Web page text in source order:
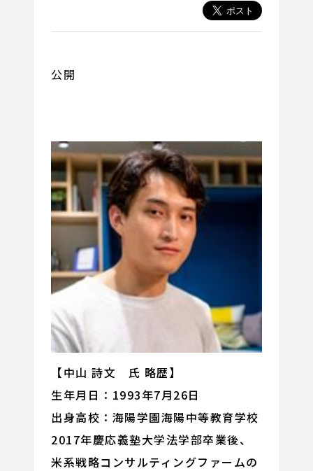
公開
【中山 詩文 氏 略歴】
生年月日：1993年7月26日
出身高校：海陽学園海陽中等教育学校
2017年慶応義塾大学法学部卒業後、
米系戦略コンサルティングファームの